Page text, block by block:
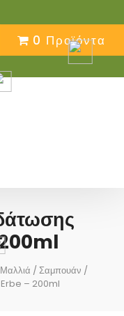
0 Προϊόντα
Μαλλιά /Σαμπουάν /
– 200ml